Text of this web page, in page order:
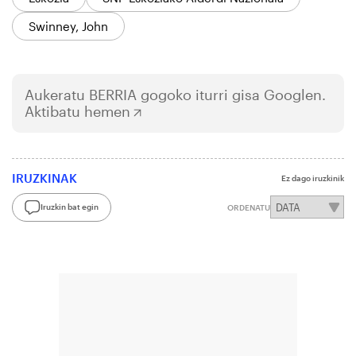
Swinney, John
Aukeratu BERRIA gogoko iturri gisa Googlen.
Aktibatu hemen
IRUZKINAK Ez dago iruzkinik
Iruzkin bat egin ORDENATU